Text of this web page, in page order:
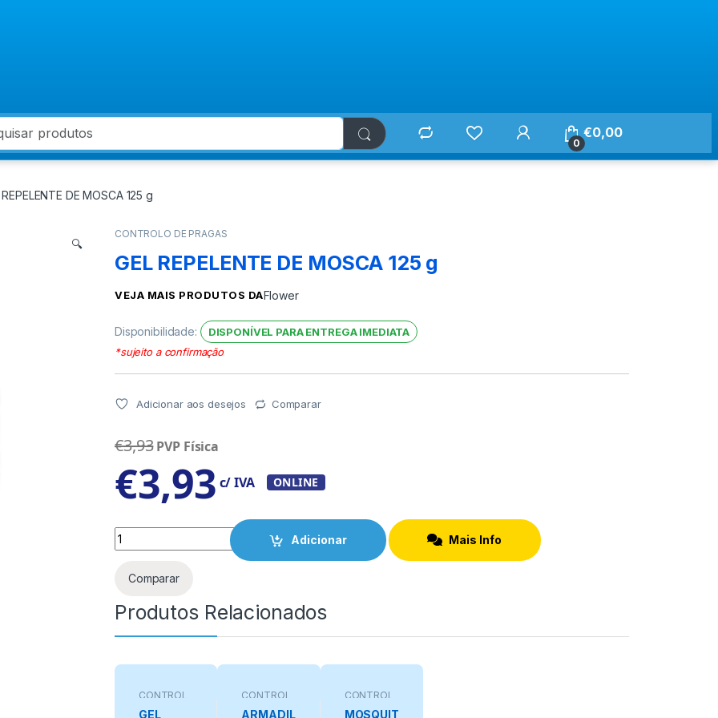
for:
0
€0,00
REPELENTE DE MOSCA 125 g
🔍
CONTROLO DE PRAGAS
GEL REPELENTE DE MOSCA 125 g
VEJA MAIS PRODUTOS DAFlower
Disponibilidade:
DISPONÍVEL PARA ENTREGA IMEDIATA
*sujeito a confirmação
Adicionar aos desejos Comparar
€3,93 PVP Física
€3,93 c/ IVA ONLINE
Quantity
Adicionar Mais Info
Comparar
Produtos Relacionados
CONTROL
O DE
GEL
CONTROL
O DE
ARMADIL
CONTROL
O DE
MOSQUIT